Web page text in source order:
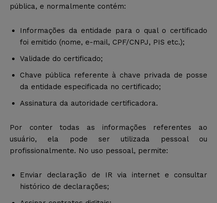
pública, e normalmente contém:
Informações da entidade para o qual o certificado
foi emitido (nome, e-mail, CPF/CNPJ, PIS etc.);
Validade do certificado;
Chave pública referente à chave privada de posse
da entidade especificada no certificado;
Assinatura da autoridade certificadora.
Por conter todas as informações referentes ao
usuário, ela pode ser utilizada pessoal ou
profissionalmente. No uso pessoal, permite:
Enviar declaração de IR via internet e consultar
histórico de declarações;